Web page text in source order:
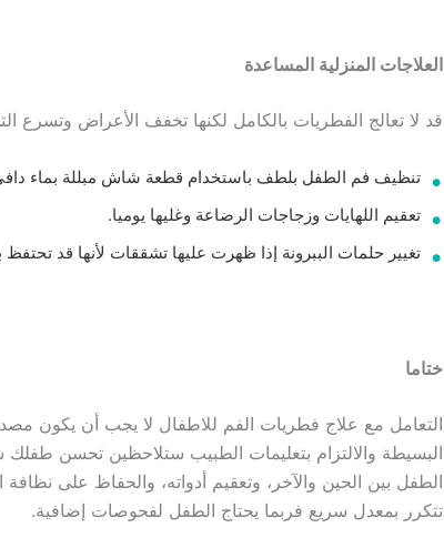
العلاجات المنزلية المساعدة
قد لا تعالج الفطريات بالكامل لكنها تخفف الأعراض وتسرع
تنظيف فم الطفل بلطف باستخدام قطعة شاش مبللة بماء دافئ مرة
تعقيم اللهايات وزجاجات الرضاعة وغليها يوميا.
تغيير حلمات الببرونة إذا ظهرت عليها تشققات لأنها قد تحتفظ
ختاما
التعامل مع علاج فطريات الفم للاطفال لا يجب أن يكون
البسيطة والالتزام بتعليمات الطبيب ستلاحظين تحسن طفلك
الطفل بين الحين والآخر، وتعقيم أدواته، والحفاظ على
تتكرر بمعدل سريع فربما يحتاج الطفل لفحوصات إضافية.